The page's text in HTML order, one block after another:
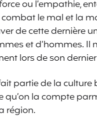
ou l’empathie,
le mal et la
de cette dernière
et d’hommes. Il
lors de son
partie de la culture
qu’on la compte
région.